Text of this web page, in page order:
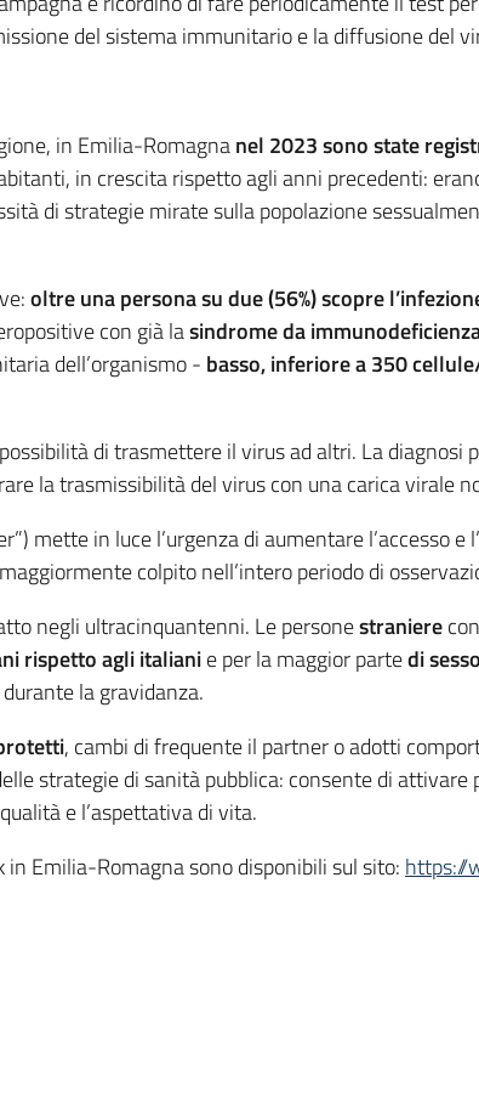
del sistema immunitario e la diffusione del
in Emilia-Romagnanel 2023 sono state
in crescita rispetto agli anni precedenti:
di strategie mirate sulla popolazione
oltre una persona su due (56%) scopre
con già lasindrome da
dell’organismo - basso, inferiore a 350
di trasmettere il virus ad altri. La diagnosi
la trasmissibilità del virus con una carica virale
mette in luce l’urgenza di aumentare l’accesso e
colpito nell’intero periodo di
negli ultracinquantenni. Le personestraniere
rispetto agli italianie per la maggior partedi
la gravidanza.
, cambi di frequente il partner o adotti
strategie di sanità pubblica: consente di attivare
e l’aspettativa di vita.
Emilia-Romagna sono disponibili sul sito: https://